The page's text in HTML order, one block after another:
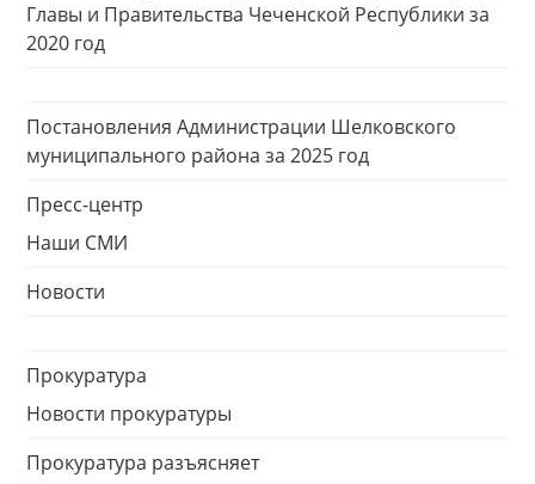
Главы и Правительства Чеченской Республики за
2020 год
Постановления Администрации Шелковского
муниципального района за 2025 год
Пресс-центр
Наши СМИ
Новости
Прокуратура
Новости прокуратуры
Прокуратура разъясняет